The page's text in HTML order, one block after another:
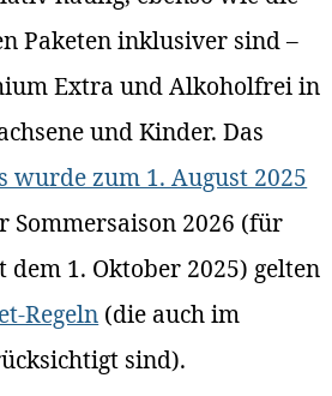
Paketen inklusiver sind –
Extra und Alkoholfrei in
und Kinder. Das
wurde zum 1. August 2025
Sommersaison 2026 (für
dem 1. Oktober 2025) gelten
Regeln (die auch im
sind).